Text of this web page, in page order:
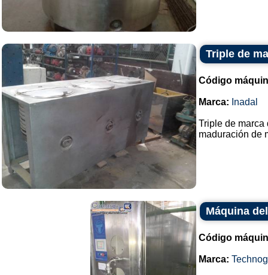
Triple de
Código
Marca: Inadal
Triple de marca
maduración de
Máquina
Código
Marca: